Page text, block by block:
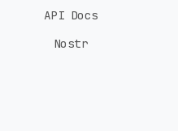
API Docs
Nostr